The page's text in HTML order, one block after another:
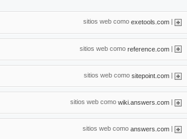
sitios web como exetools.com
sitios web como reference.com |
sitios web como sitepoint.com |
sitios web como wiki.answers.com |
sitios web como answers.com